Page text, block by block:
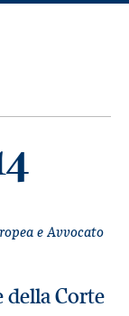
e Avvocato
Corte